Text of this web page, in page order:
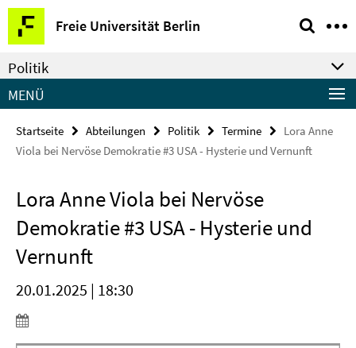
Springe
direkt
zu
Inhalt
Freie Universität Berlin
Service-
Navigation
Politik
MENÜ
Startseite Abteilungen Politik Termine
Lora Anne
Viola bei Nervöse Demokratie #3 USA - Hysterie und Vernunft
Lora Anne Viola bei Nervöse
Demokratie #3 USA - Hysterie und
Vernunft
20.01.2025 | 18:30